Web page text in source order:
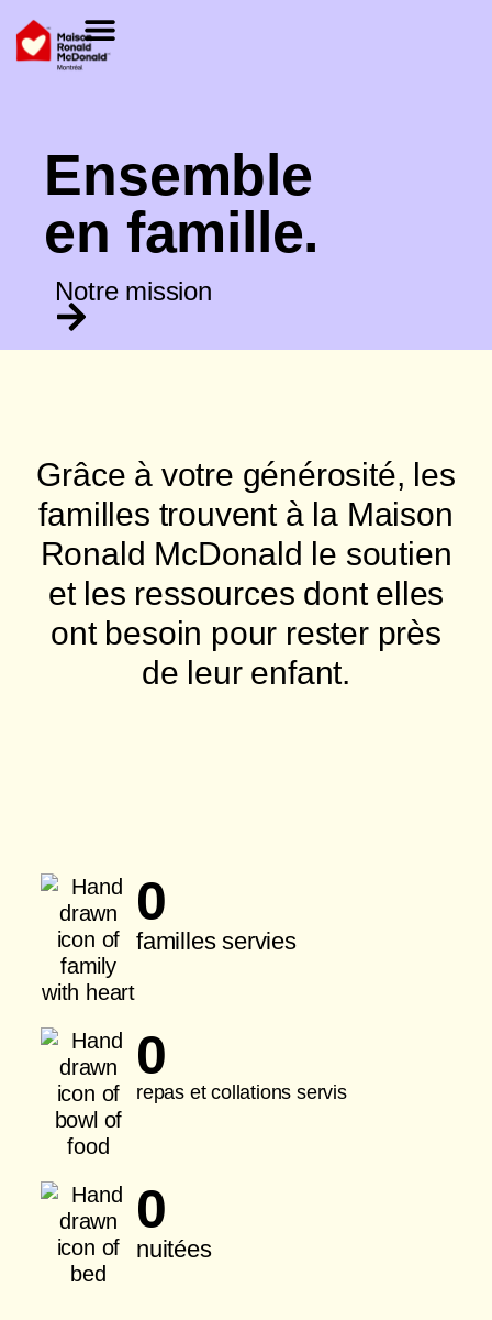
Ensemble
en famille.
Notre mission
Grâce à votre générosité, les
familles trouvent à la Maison
Ronald McDonald le soutien
et les ressources dont elles
ont besoin pour rester près
de leur enfant.
familles servies
0
repas et collations servis
0
nuitées
0